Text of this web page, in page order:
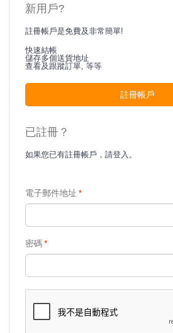
新用戶?
註冊帳戶是免費及非常簡單!
快速結帳
儲存多個送貨地址
查看及跟蹤訂單, 等等
註冊帳戶
已註冊？
如果您已有註冊帳戶，請登入。
*
電子郵件地址
*
密碼